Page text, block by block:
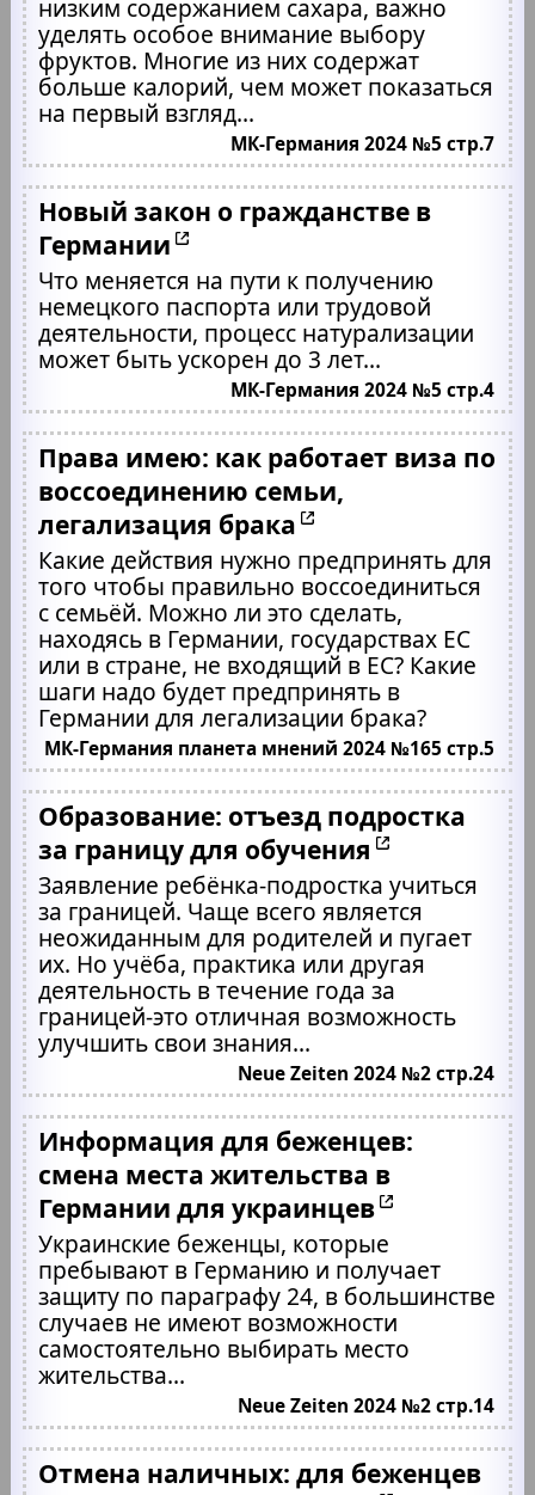
низким содержанием сахара, важно
уделять особое внимание выбору
фруктов. Многие из них содержат
больше калорий, чем может показаться
на первый взгляд...
МК-Германия 2024 №5 стр.7
Новый закон о гражданстве в
Германии
Что меняется на пути к получению
немецкого паспорта или трудовой
деятельности, процесс натурализации
может быть ускорен до 3 лет...
МК-Германия 2024 №5 стр.4
Права имею: как работает виза по
воссоединению семьи,
легализация брака
Какие действия нужно предпринять для
того чтобы правильно воссоединиться
с семьёй. Можно ли это сделать,
находясь в Германии, государствах ЕС
или в стране, не входящий в ЕС? Какие
шаги надо будет предпринять в
Германии для легализации брака?
МК-Германия планета мнений 2024 №165 стр.5
Образование: отъезд подростка
за границу для обучения
Заявление ребёнка-подростка учиться
за границей. Чаще всего является
неожиданным для родителей и пугает
их. Но учёба, практика или другая
деятельность в течение года за
границей-это отличная возможность
улучшить свои знания...
Neue Zeiten 2024 №2 стр.24
Информация для беженцев:
смена места жительства в
Германии для украинцев
Украинские беженцы, которые
пребывают в Германию и получает
защиту по параграфу 24, в большинстве
случаев не имеют возможности
самостоятельно выбирать место
жительства...
Neue Zeiten 2024 №2 стр.14
Отмена наличных: для беженцев